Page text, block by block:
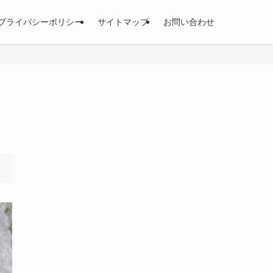
ライバシーポリシー サイトマップ お問い合わせ